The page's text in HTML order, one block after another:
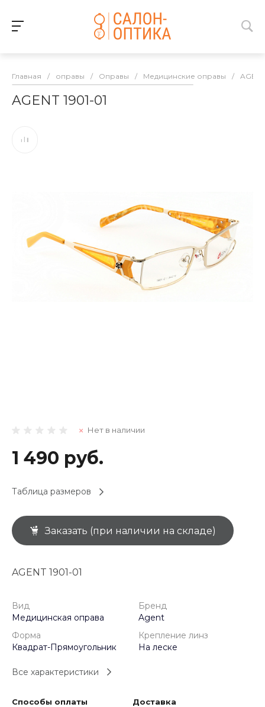
Главная / оправы / Оправы / Медицинские оправы / AGENT
AGENT 1901-01
Нет в наличии
1 490 руб.
Таблица размеров
Заказать (при наличии на складе)
AGENT 1901-01
Вид
Медицинская оправа
Бренд
Agent
Форма
Квадрат-Прямоугольник
Крепление линз
На леске
Все характеристики
Способы оплаты Доставка